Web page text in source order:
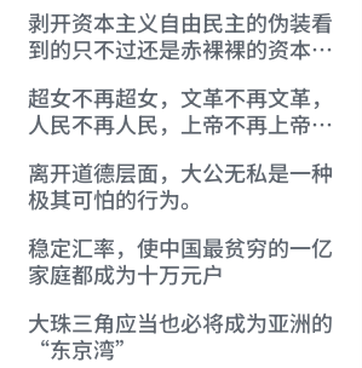
剥开资本主义自由民主的伪装看
到的只不过还是赤裸裸的资本主
超女不再超女，文革不再文革，
人民不再人民，上帝不再上帝，
离开道德层面，大公无私是一种
极其可怕的行为。
稳定汇率，使中国最贫穷的一亿
家庭都成为十万元户
大珠三角应当也必将成为亚洲的
“东京湾”